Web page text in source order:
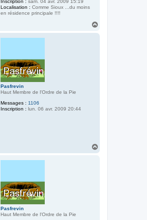
Inscription : sam. 04 avr. 2009 15:19
Localisation : Comme Sioux ...du moins
en résidence principale !!!!
Pasfrevin
Haut Membre de l'Ordre de la Pie
Messages : 1106
Inscription : lun. 06 avr. 2009 20:44
Pasfrevin
Haut Membre de l'Ordre de la Pie